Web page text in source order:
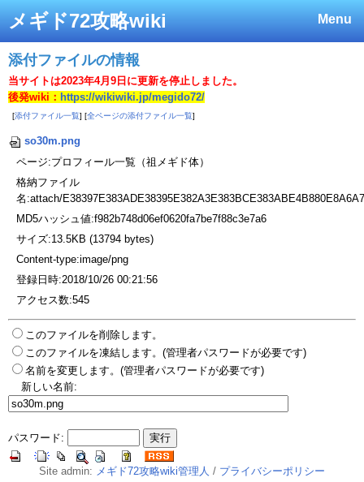
Menu
メギド72攻略wiki
添付ファイルの情報
当サイトは2023年4月9日に更新を停止しました。
後発wiki： https://wikiwiki.jp/megido72/
[添付ファイル一覧] [全ページの添付ファイル一覧]
so30m.png
ページ:プロフィール一覧（祖メギド体）
格納ファイル
名:attach/
MD5ハッシュ値:f982b748d06ef0620fa7be7f88c3e7a6
サイズ:13.5KB (13794 bytes)
Content-type:image/png
登録日時:2018/10/26 00:21:56
アクセス数:545
このファイルを削除します。
このファイルを凍結します。(管理者パスワードが必要です)
名前を変更します。(管理者パスワードが必要です)
新しい名前:
パスワード:
Site admin: メギド72攻略wiki管理人 / プライバシーポリシー